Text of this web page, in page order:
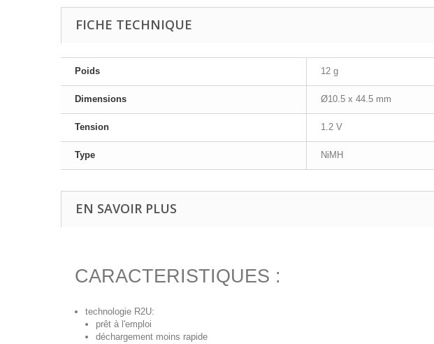
FICHE TECHNIQUE
Poids 12 g
Dimensions Ø10.5 x 44.5 mm
Tension 1.2 V
Type NiMH
EN SAVOIR PLUS
CARACTERISTIQUES :
technologie R2U:
prêt à l'emploi
déchargement moins rapide